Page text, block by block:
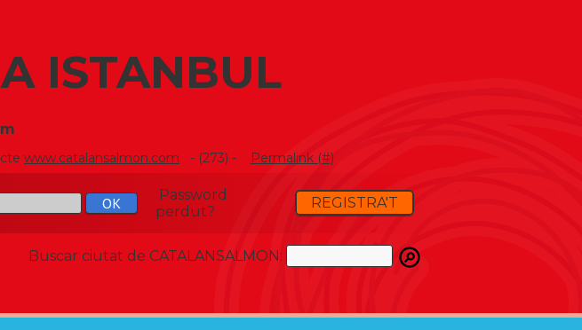
ISTANBUL
www.catalansalmon.com - (273) - Permalink (#)
Password
perdut?
REGISTRA'T
Buscar ciutat de CATALANSALMON: